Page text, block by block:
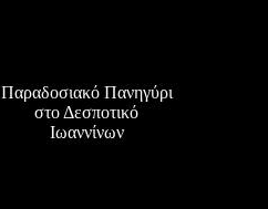
Παραδοσιακό Πανηγύρι
στο Δεσποτικό
Ιωαννίνων